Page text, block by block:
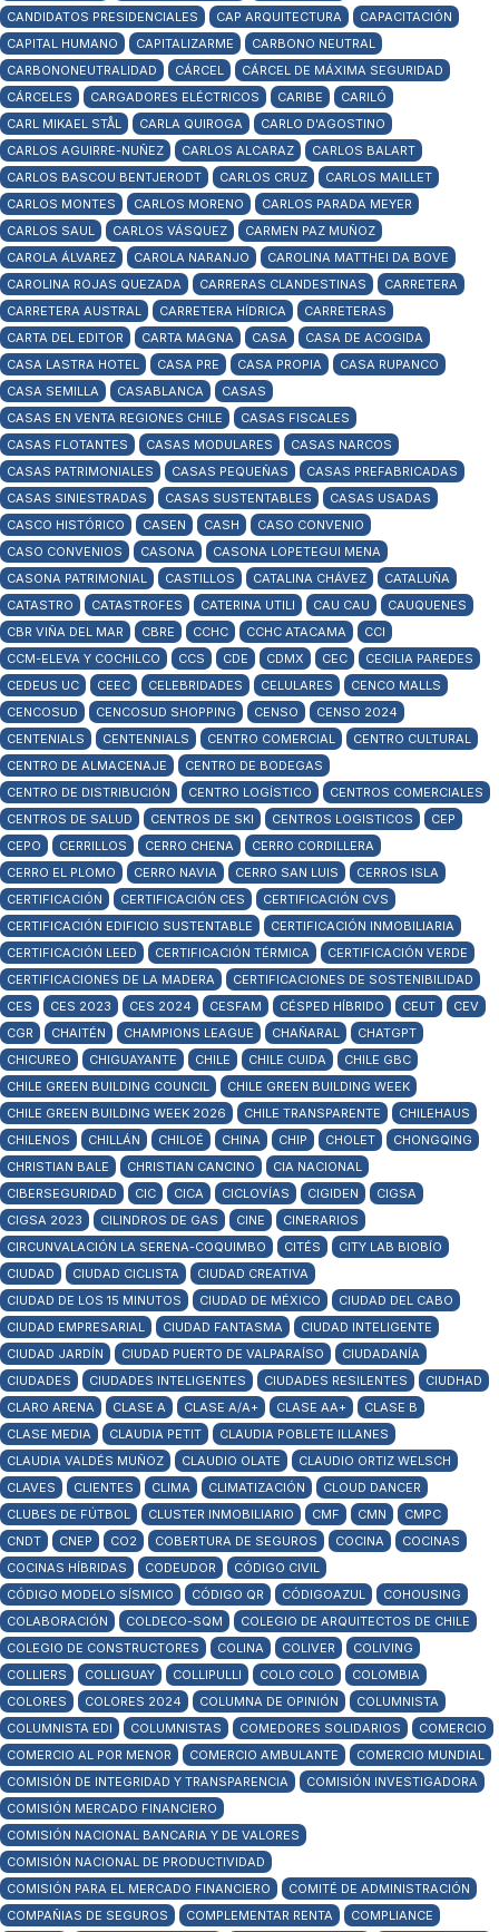
CANDIDATOS PRESIDENCIALES
CAP ARQUITECTURA
CAPACITACIÓN
CAPITAL HUMANO
CAPITALIZARME
CARBONO NEUTRAL
CARBONONEUTRALIDAD
CÁRCEL
CÁRCEL DE MÁXIMA SEGURIDAD
CÁRCELES
CARGADORES ELÉCTRICOS CARIBE
CARILÓ
CARL MIKAEL STÅL
CARLA QUIROGA
CARLO D'AGOSTINO
CARLOS AGUIRRE-NUÑEZ
CARLOS ALCARAZ
CARLOS BALART
CARLOS BASCOU BENTJERODT
CARLOS CRUZ
CARLOS MAILLET
CARLOS MONTES
CARLOS MORENO
CARLOS PARADA MEYER
CARLOS SAUL
CARLOS VÁSQUEZ
CARMEN PAZ MUÑOZ
CAROLA ÁLVAREZ
CAROLA NARANJO
CAROLINA MATTHEI DA BOVE
CAROLINA ROJAS QUEZADA
CARRERAS CLANDESTINAS
CARRETERA
CARRETERA AUSTRAL
CARRETERA HÍDRICA
CARRETERAS
CARTA DEL EDITOR
CARTA MAGNA CASA
CASA DE ACOGIDA
CASA LASTRA HOTEL
CASA PRE CASA PROPIA
CASA RUPANCO
CASA SEMILLA
CASABLANCA
CASAS
CASAS EN VENTA REGIONES CHILE
CASAS FISCALES
CASAS FLOTANTES
CASAS MODULARES
CASAS NARCOS
CASAS PATRIMONIALES
CASAS PEQUEÑAS
CASAS PREFABRICADAS
CASAS SINIESTRADAS
CASAS SUSTENTABLES
CASAS USADAS
CASCO HISTÓRICO
CASEN CASH
CASO CONVENIO
CASO CONVENIOS
CASONA
CASONA LOPETEGUI MENA
CASONA PATRIMONIAL
CASTILLOS CATALINA CHÁVEZ
CATALUÑA
CATASTRO
CATASTROFES CATERINA UTILI CAU CAU
CAUQUENES
CBR VIÑA DEL MAR
CBRE CCHC CCHC ATACAMA
CCI
CCM-ELEVA Y COCHILCO
CCS CDE CDMX CEC
CECILIA PAREDES
CEDEUS UC
CEEC CELEBRIDADES CELULARES
CENCO MALLS
CENCOSUD
CENCOSUD SHOPPING CENSO
CENSO 2024
CENTENIALS
CENTENNIALS CENTRO COMERCIAL
CENTRO CULTURAL
CENTRO DE ALMACENAJE
CENTRO DE BODEGAS
CENTRO DE DISTRIBUCIÓN
CENTRO LOGÍSTICO
CENTROS COMERCIALES
CENTROS DE SALUD
CENTROS DE SKI CENTROS LOGISTICOS
CEP
CEPO
CERRILLOS CERRO CHENA
CERRO CORDILLERA
CERRO EL PLOMO
CERRO NAVIA CERRO SAN LUIS
CERROS ISLA
CERTIFICACIÓN
CERTIFICACIÓN CES
CERTIFICACIÓN CVS
CERTIFICACIÓN EDIFICIO SUSTENTABLE
CERTIFICACIÓN INMOBILIARIA
CERTIFICACIÓN LEED
CERTIFICACIÓN TÉRMICA
CERTIFICACIÓN VERDE
CERTIFICACIONES DE LA MADERA
CERTIFICACIONES DE SOSTENIBILIDAD
CES
CES 2023 CES 2024 CESFAM CÉSPED HÍBRIDO CEUT
CEV
CGR
CHAITÉN CHAMPIONS LEAGUE CHAÑARAL
CHATGPT
CHICUREO
CHIGUAYANTE CHILE CHILE CUIDA
CHILE GBC
CHILE GREEN BUILDING COUNCIL
CHILE GREEN BUILDING WEEK
CHILE GREEN BUILDING WEEK 2026
CHILE TRANSPARENTE
CHILEHAUS
CHILENOS
CHILLÁN CHILOÉ CHINA CHIP CHOLET
CHONGQING
CHRISTIAN BALE
CHRISTIAN CANCINO
CIA NACIONAL
CIBERSEGURIDAD
CIC CICA CICLOVÍAS CIGIDEN
CIGSA
CIGSA 2023
CILINDROS DE GAS CINE
CINERARIOS
CIRCUNVALACIÓN LA SERENA-COQUIMBO
CITÉS
CITY LAB BIOBÍO
CIUDAD
CIUDAD CICLISTA
CIUDAD CREATIVA
CIUDAD DE LOS 15 MINUTOS
CIUDAD DE MÉXICO
CIUDAD DEL CABO
CIUDAD EMPRESARIAL
CIUDAD FANTASMA
CIUDAD INTELIGENTE
CIUDAD JARDÍN
CIUDAD PUERTO DE VALPARAÍSO
CIUDADANÍA
CIUDADES
CIUDADES INTELIGENTES CIUDADES RESILENTES
CIUDHAD
CLARO ARENA
CLASE A CLASE A/A+ CLASE AA+
CLASE B
CLASE MEDIA
CLAUDIA PETIT
CLAUDIA POBLETE ILLANES
CLAUDIA VALDÉS MUÑOZ
CLAUDIO OLATE
CLAUDIO ORTIZ WELSCH
CLAVES
CLIENTES CLIMA CLIMATIZACIÓN
CLOUD DANCER
CLUBES DE FÚTBOL
CLUSTER INMOBILIARIO CMF CMN
CMPC
CNDT
CNEP CO2 COBERTURA DE SEGUROS COCINA
COCINAS
COCINAS HÍBRIDAS
CODEUDOR
CÓDIGO CIVIL
CÓDIGO MODELO SÍSMICO
CÓDIGO QR CÓDIGOAZUL
COHOUSING
COLABORACIÓN
COLDECO-SQM
COLEGIO DE ARQUITECTOS DE CHILE
COLEGIO DE CONSTRUCTORES
COLINA COLIVER
COLIVING
COLLIERS
COLLIGUAY COLLIPULLI COLO COLO
COLOMBIA
COLORES
COLORES 2024 COLUMNA DE OPINIÓN
COLUMNISTA
COLUMNISTA EDI
COLUMNISTAS COMEDORES SOLIDARIOS
COMERCIO
COMERCIO AL POR MENOR
COMERCIO AMBULANTE
COMERCIO MUNDIAL
COMISIÓN DE INTEGRIDAD Y TRANSPARENCIA
COMISIÓN INVESTIGADORA
COMISIÓN MERCADO FINANCIERO
COMISIÓN NACIONAL BANCARIA Y DE VALORES
COMISIÓN NACIONAL DE PRODUCTIVIDAD
COMISIÓN PARA EL MERCADO FINANCIERO
COMITÉ DE ADMINISTRACIÓN
COMPAÑIAS DE SEGUROS
COMPLEMENTAR RENTA COMPLIANCE